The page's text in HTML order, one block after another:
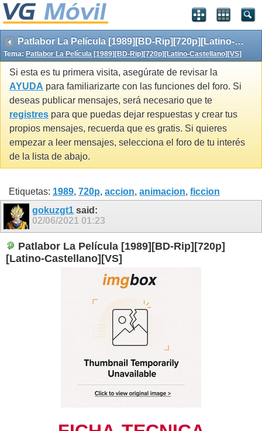
Patlabor La Película [1989][BD-Rip][720p][Latino-Castellano][VS]
Tema: Patlabor La Película [1989][BD-Rip][720p][Latino-Castellano][VS]
Si esta es tu primera visita, asegúrate de revisar la
AYUDA para familiarizarte con las funciones del foro. Si
deseas publicar mensajes, será necesario que te
registres para que puedas dejar respuestas y crear tus
propios mensajes, recuerda que es gratis. Si quieres
empezar a leer mensajes, selecciona el foro de tu interés
de la lista de abajo.
Etiquetas: 1989, 720p, accion, animacion, ficcion
gokuzgt1 said:
02/06/2021 01:23
Patlabor La Película [1989][BD-Rip][720p]
[Latino-Castellano][VS]